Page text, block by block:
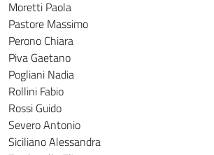
Moretti Paola
Pastore Massimo
Perono Chiara
Piva Gaetano
Pogliani Nadia
Rollini Fabio
Rossi Guido
Severo Antonio
Siciliano Alessandra